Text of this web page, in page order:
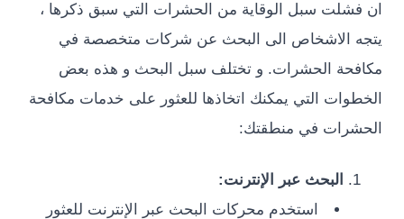
سبل الوقاية من الحشرات التي سبق ذكرها ،
الاشخاص الى البحث عن شركات متخصصة في
الحشرات. و تختلف سبل البحث و هذه بعض
التي يمكنك اتخاذها للعثور على خدمات مكافحة
في منطقتك:
البحث عبر الإنترنت:
استخدم محركات البحث عبر الإنترنت للعثور